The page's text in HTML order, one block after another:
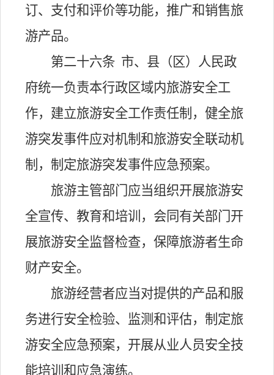
订、支付和评价等功能，推广和销售旅
游产品。
第二十六条 市、县（区）人民政
府统一负责本行政区域内旅游安全工
作，建立旅游安全工作责任制，健全旅
游突发事件应对机制和旅游安全联动机
制，制定旅游突发事件应急预案。
旅游主管部门应当组织开展旅游安
全宣传、教育和培训，会同有关部门开
展旅游安全监督检查，保障旅游者生命
财产安全。
旅游经营者应当对提供的产品和服
务进行安全检验、监测和评估，制定旅
游安全应急预案，开展从业人员安全技
能培训和应急演练。